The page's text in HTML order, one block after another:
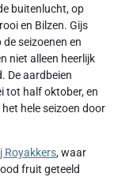
buitenlucht, op
en Bilzen. Gijs
seizoenen en
niet alleen heerlijk
De aardbeien
tot half oktober, en
hele seizoen door
Royakkers, waar
fruit geteeld